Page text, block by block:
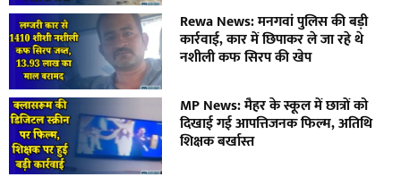
Rewa News: मनगवां पुलिस की बड़ी
कार्रवाई, कार में छिपाकर ले जा रहे थे
नशीली कफ सिरप की खेप
MP News: मैहर के स्कूल में छात्रों को
दिखाई गई आपत्तिजनक फिल्म, अतिथि
शिक्षक बर्खास्त